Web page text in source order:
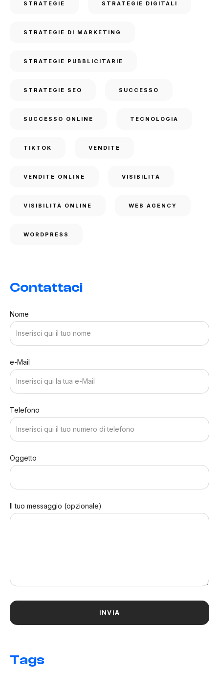
STRATEGIE STRATEGIE DIGITALI
STRATEGIE DI MARKETING
STRATEGIE PUBBLICITARIE
STRATEGIE SEO SUCCESSO
SUCCESSO ONLINE TECNOLOGIA
TIKTOK VENDITE
VENDITE ONLINE VISIBILITÀ
VISIBILITÀ ONLINE WEB AGENCY
WORDPRESS
Contattaci
Nome
e-Mail
Telefono
Oggetto
Il tuo messaggio (opzionale)
Tags